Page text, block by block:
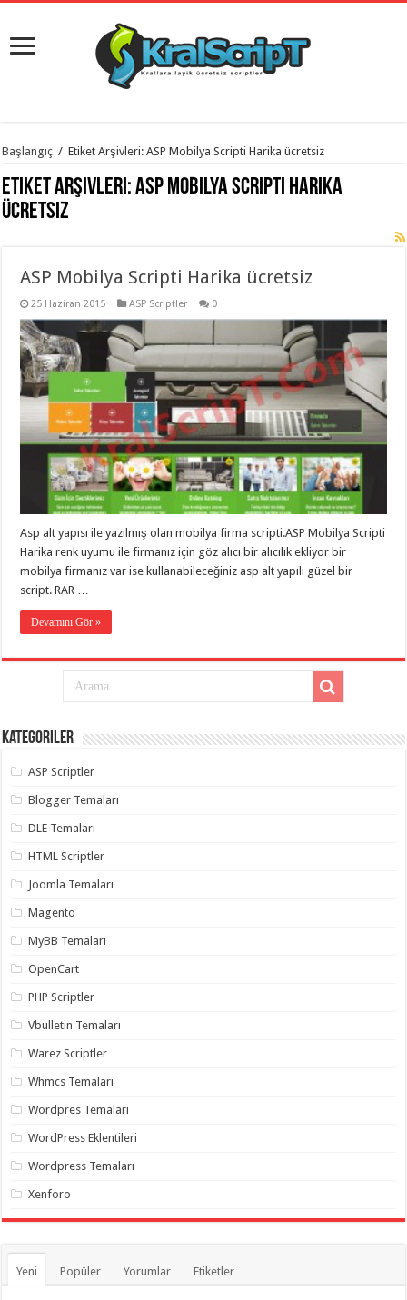
istanbul
evden
eve
taşımacılık,
gaziantep
taşımacılık
evden
taşımacılık
gaziantep
evden
taşımacılık
evden
taşımacılık ,
gaziantep
taşımacılık,
gaziantep
taşımacılık,
gaziantep
evden
taşımacılık ,
gaziantep
evden
evden
gaziantep
eve
taşımacılık,
gaziantep
organizasyon
organizasyon,
organizasyon,
organizasyon ,
organizasyon,
organizasyon,
palyaço,
takipçi
twitter
hilesi ,
takipçi
Başlangıç / Etiket Arşivleri: ASP Mobilya Scripti Harika ücretsiz
Etiket Arşivleri:ASP Mobilya Scripti Harika
ücretsiz
ASP Mobilya Scripti Harika ücretsiz
25 Haziran 2015 ASP Scriptler 0
Asp alt yapısı ile yazılmış olan mobilya firma scripti.ASP Mobilya Scripti
Harika renk uyumu ile firmanız için göz alıcı bir alıcılık ekliyor bir
mobilya firmanız var ise kullanabileceğiniz asp alt yapılı güzel bir
script. RAR …
Devamını Gör »
Kategoriler
ASP Scriptler
Blogger Temaları
DLE Temaları
HTML Scriptler
Joomla Temaları
Magento
MyBB Temaları
OpenCart
PHP Scriptler
Vbulletin Temaları
Warez Scriptler
Whmcs Temaları
Wordpres Temaları
WordPress Eklentileri
Wordpress Temaları
Xenforo
Yeni Popüler Yorumlar Etiketler